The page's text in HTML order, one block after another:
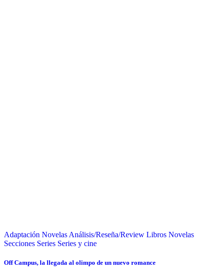
Adaptación Novelas Análisis/Reseña/Review Libros Novelas
Secciones Series Series y cine
Off Campus, la llegada al olimpo de un nuevo romance